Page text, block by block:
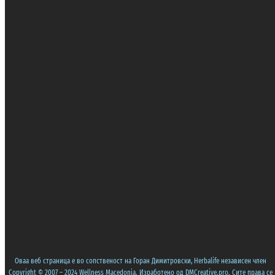
Оваа веб страница е во сопственост на Горан Димитровски, Herbalife независен член
Copyright © 2007 – 2024 Wellness Macedonia. Изработено од DMCreative.pro. Сите права се